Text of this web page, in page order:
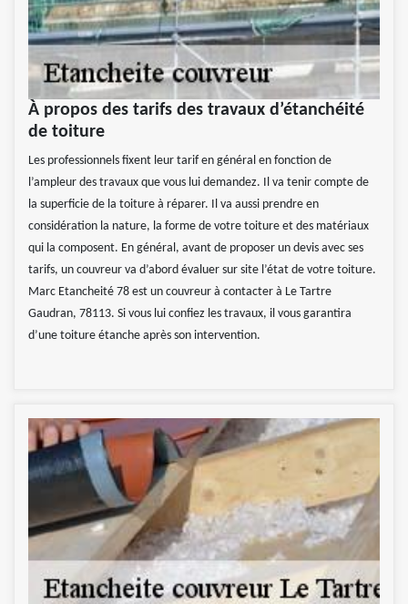
À propos des tarifs des travaux d’étanchéité
de toiture
Les professionnels fixent leur tarif en général en fonction de
l’ampleur des travaux que vous lui demandez. Il va tenir compte de
la superficie de la toiture à réparer. Il va aussi prendre en
considération la nature, la forme de votre toiture et des matériaux
qui la composent. En général, avant de proposer un devis avec ses
tarifs, un couvreur va d’abord évaluer sur site l’état de votre toiture.
Marc Etancheité 78 est un couvreur à contacter à Le Tartre
Gaudran, 78113. Si vous lui confiez les travaux, il vous garantira
d’une toiture étanche après son intervention.